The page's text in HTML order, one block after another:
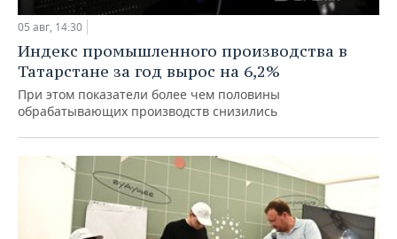
05 авг, 14:30
Индекс промышленного производства в
Татарстане за год вырос на 6,2%
При этом показатели более чем половины
обрабатывающих производств снизились